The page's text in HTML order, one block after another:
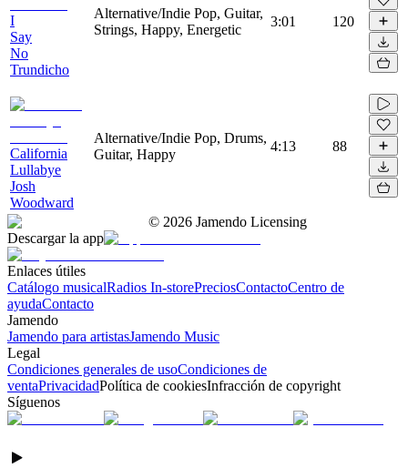
I
Say
No
Trundicho
Alternative/Indie Pop, Guitar,
Strings, Happy, Energetic
3:01 120
California
Lullabye
Josh
Woodward
Alternative/Indie Pop, Drums,
Guitar, Happy
4:13 88
© 2026 Jamendo Licensing
Descargar la app
Enlaces útiles
Catálogo musicalRadios In-storePreciosContactoCentro de
ayudaContacto
Jamendo
Jamendo para artistasJamendo Music
Legal
Condiciones generales de usoCondiciones de
ventaPrivacidadPolítica de cookiesInfracción de copyright
Síguenos